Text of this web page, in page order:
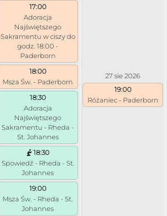
17:00
Adoracja
Najświętszego
Sakramentu w ciszy do
godz. 18:00 -
Paderborn
18:00
Msza Św. - Paderborn
18:30
Adoracja
Najświętszego
Sakramentu - Rheda -
St. Johannes
18:30
Spowiedź - Rheda - St.
Johannes
19:00
Msza Św. - Rheda - St.
Johannes
27 sie 2026
19:00
Różaniec - Paderborn